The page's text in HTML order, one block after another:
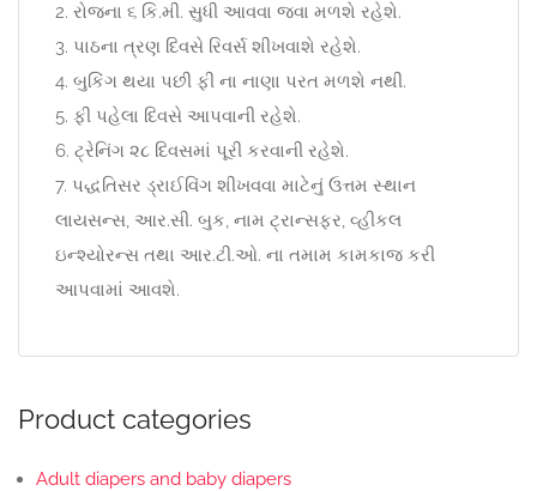
2. રોજના ૬ કિ.મી. સુધી આવવા જવા મળશે રહેશે.
3. પાઠના ત્રણ દિવસે રિવર્સ શીખવાશે રહેશે.
4. બુકિંગ થયા પછી ફી ના નાણા પરત મળશે નથી.
5. ફી પહેલા દિવસે આપવાની રહેશે.
6. ટ્રેનિંગ ૨૮ દિવસમાં પૂરી કરવાની રહેશે.
7. પદ્ધતિસર ડ્રાઈવિંગ શીખવવા માટેનું ઉત્તમ સ્થાન
લાયસન્સ, આર.સી. બુક, નામ ટ્રાન્સફર, વ્હીકલ
ઇન્શ્યોરન્સ તથા આર.ટી.ઓ. ના તમામ કામકાજ કરી
આપવામાં આવશે.
Product categories
Adult diapers and baby diapers